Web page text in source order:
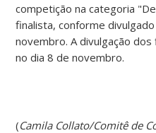
competição na categoria
finalista, conforme divulgado
novembro. A divulgação
no dia 8 de novembro.
(Camila Collato/Comitê de